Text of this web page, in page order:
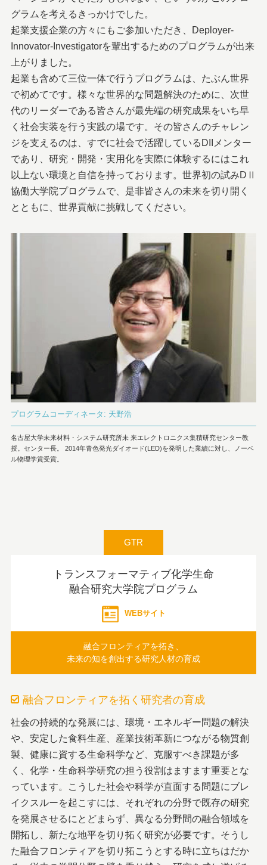
グラムを考えるきっかけでした。
起業支援企業の方々にもご参加いただき、Deployer-
Innovator-Investigatorを輩出するためのプログラムが出来
上がりました。
起業も含めて三位一体で行うプログラムは、たぶん世界
で初めてです。様々な世界的な問題解決のために、次世
代のリーダーである皆さんが最先端の研究成果をいち早
く社会実装を行う実践の場です。その皆さんのチャレン
ジを支えるのは、すでに社会で活躍しているDIIメンター
であり、研究・開発・実用化を実際に体験するにはこれ
以上ない環境と自信を持っております。世界初の試みDⅡ
協働大学院プログラムで、是非皆さんの未来を切り開く
とともに、世界貢献に挑戦してください。
プログラムコーディネータ: 天野浩
名古屋大学未来材料・システム研究所未 来エレクトロニクス集積研究センター教
授。センター長。 2014年青色発光ダイオード(LED)を発明した業績に対し、ノーベ
ル物理学賞受賞。
GTR
トランスフォーマティブ化学生命
融合研究大学院プログラム
WEBサイト
融合フロンティアを拓き、
未来の知を創出する研究人材の育成
融合フロンティアを拓く研究者の育成
社会の持続的な発展には、環境・エネルギー問題の解決
や、安定した食料生産、産業技術革新につながる物質創
製、健康に資する生命科学など、克服すべき課題が多
く、化学・生命科学研究の担う役割はますます重要とな
っています。こうした社会や科学が直面する問題にブレ
イクスルーを起こすには、それぞれの分野で既存の研究
を発展させるにとどまらず、異なる分野間の融合領域を
開拓し、新たな地平を切り拓く研究が必要です。そうし
た融合フロンティアを切り拓こうとする時に立ちはだか